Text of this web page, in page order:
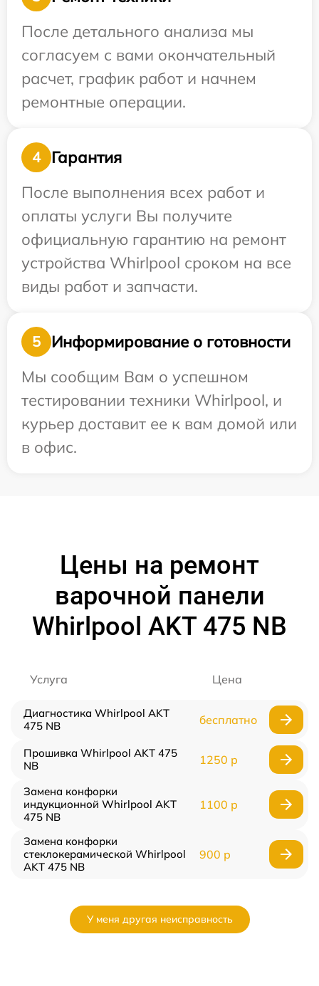
После детального анализа мы
согласуем с вами окончательный
расчет, график работ и начнем
ремонтные операции.
4
Гарантия
После выполнения всех работ и
оплаты услуги Вы получите
официальную гарантию на ремонт
устройства Whirlpool сроком на все
виды работ и запчасти.
5
Информирование о готовности
Мы сообщим Вам о успешном
тестировании техники Whirlpool, и
курьер доставит ее к вам домой или
в офис.
Цены на ремонт
варочной панели
Whirlpool AKT 475 NB
Услуга Цена
Диагностика Whirlpool AKT
475 NB
бесплатно
Прошивка Whirlpool AKT 475
NB
1250 р
Замена конфорки
индукционной Whirlpool AKT
475 NB
1100 р
Замена конфорки
стеклокерамической Whirlpool
AKT 475 NB
900 р
У меня другая неисправность